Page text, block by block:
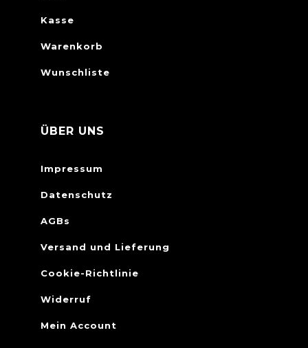
Kasse
Warenkorb
Wunschliste
ÜBER UNS
Impressum
Datenschutz
AGBs
Versand und Lieferung
Cookie-Richtlinie
Widerruf
Mein Account